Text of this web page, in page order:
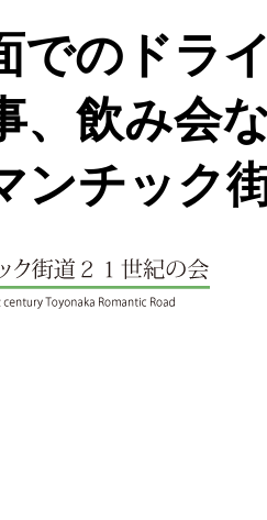
でのドラ
、飲み会
ンチック